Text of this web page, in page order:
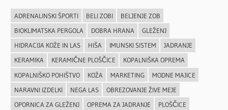
ADRENALINSKI ŠPORTI BELI ZOBI
BELJENJE ZOB
BIOKLIMATSKA PERGOLA
DOBRA HRANA
GLEŽENJ
HIDRACIJA KOŽE IN LAS
HIŠA IMUNSKI SISTEM
JADRANJE
KERAMIKA
KERAMIČNE PLOŠČICE
KOPALNIŠKA OPREMA
KOPALNIŠKO POHIŠTVO
KOŽA MARKETING
MODNE MAJICE
NARAVNI IZDELKI
NEGA LAS
OBREZOVANJE ŽIVE MEJE
OPORNICA ZA GLEŽENJ
OPREMA ZA JADRANJE PLOŠČICE